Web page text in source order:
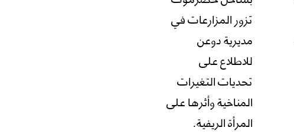
تزور المزارعات في
مديرية دوعن
للاطلاع على
تحديات التغيرات
المناخية وأثرها على
المرأة الريفية.